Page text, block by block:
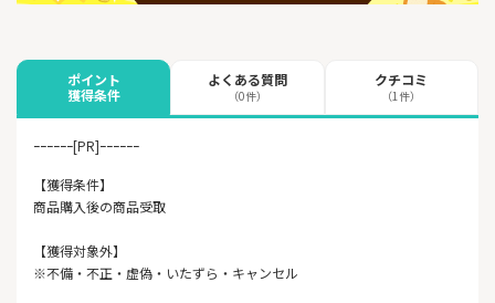
ポイント
獲得条件
よくある質問
（0件）
クチコミ
（1件）
ｰｰｰｰｰｰ[PR]ｰｰｰｰｰｰ
【獲得条件】
商品購入後の商品受取
【獲得対象外】
※不備・不正・虚偽・いたずら・キャンセル